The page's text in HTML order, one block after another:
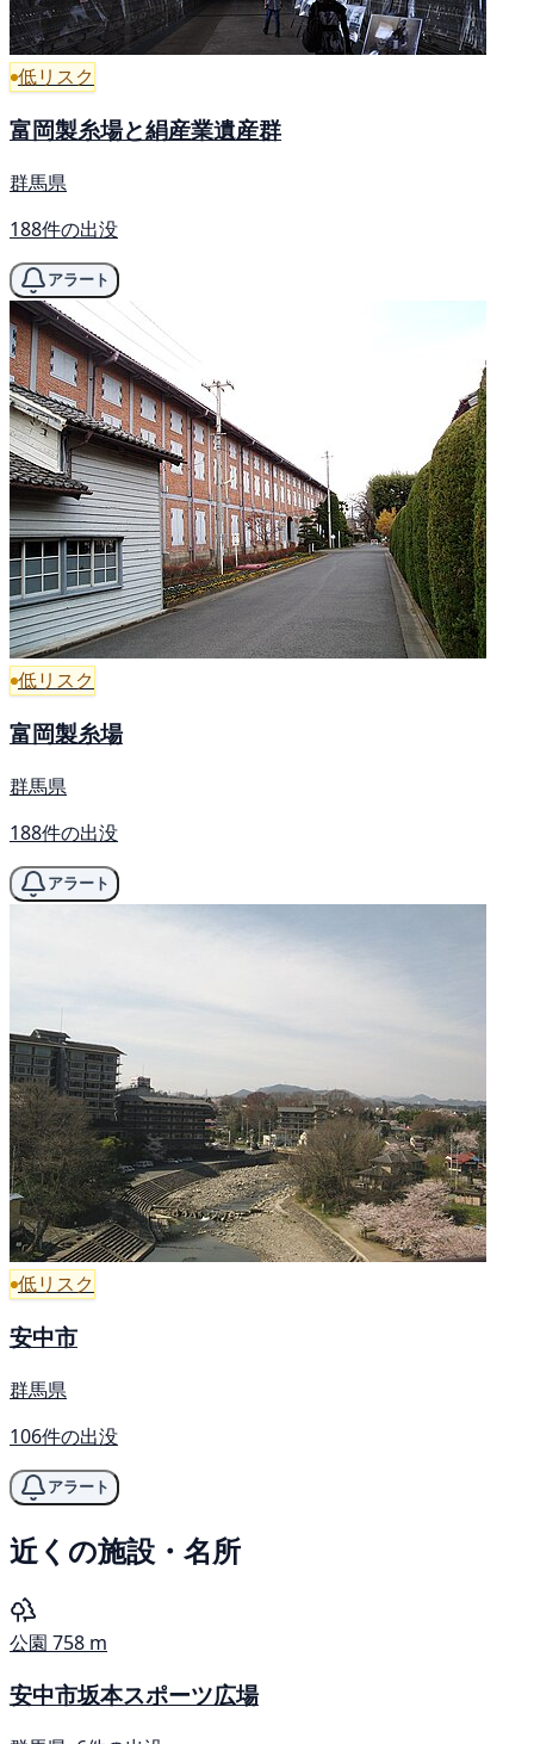
低リスク
富岡製糸場と絹産業遺産群
群馬県
188件の出没
アラート
低リスク
富岡製糸場
群馬県
188件の出没
アラート
低リスク
安中市
群馬県
106件の出没
アラート
近くの施設・名所
公園 758 m
安中市坂本スポーツ広場